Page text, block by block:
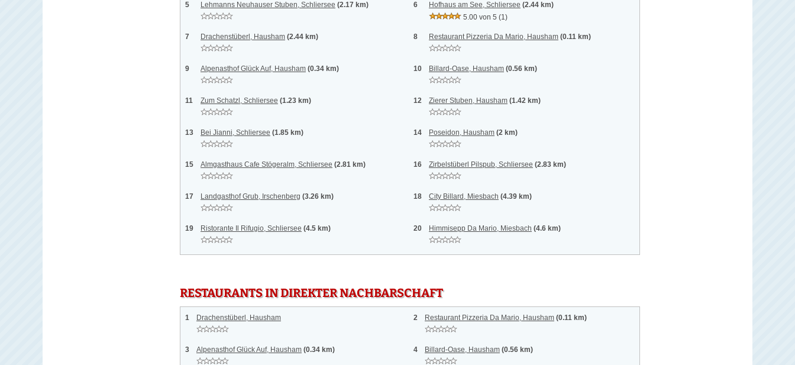
5 Lehmanns Neuhauser Stuben, Schliersee (2.17 km) 6 Hofhaus am See, Schliersee (2.44 km)
5.00 von 5 (1)
7 Drachenstüberl, Hausham (2.44 km) 8 Restaurant Pizzeria Da Mario, Hausham (0.11 km)
9 Alpenasthof Glück Auf, Hausham (0.34 km) 10 Billard-Oase, Hausham (0.56 km)
11 Zum Schatzl, Schliersee (1.23 km) 12 Zierer Stuben, Hausham (1.42 km)
13 Bei Jianni, Schliersee (1.85 km) 14 Poseidon, Hausham (2 km)
15 Almgasthaus Cafe Stögeralm, Schliersee (2.81 km) 16 Zirbelstüberl Pilspub, Schliersee (2.83 km)
17 Landgasthof Grub, Irschenberg (3.26 km) 18 City Billard, Miesbach (4.39 km)
19 Ristorante Il Rifugio, Schliersee (4.5 km) 20 Himmisepp Da Mario, Miesbach (4.6 km)
RESTAURANTS IN DIREKTER NACHBARSCHAFT
1 Drachenstüberl, Hausham 2 Restaurant Pizzeria Da Mario, Hausham (0.11 km)
3 Alpenasthof Glück Auf, Hausham (0.34 km) 4 Billard-Oase, Hausham (0.56 km)